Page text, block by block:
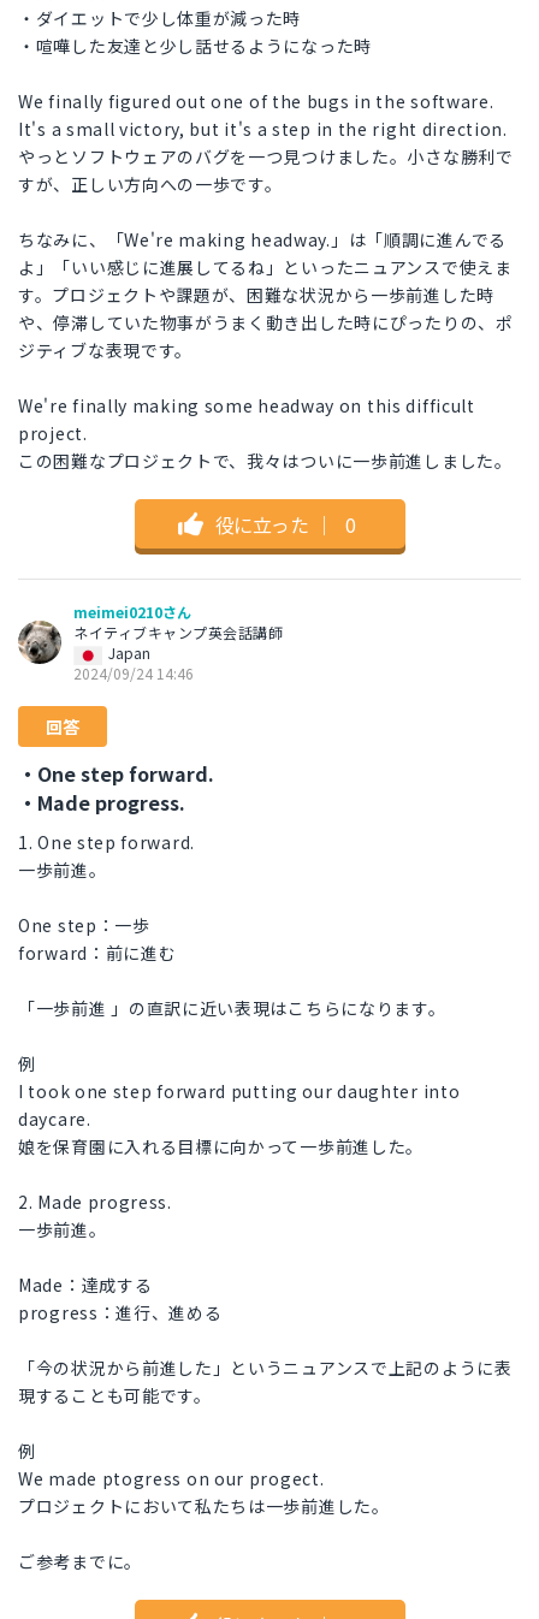
・ダイエットで少し体重が減った時
・喧嘩した友達と少し話せるようになった時
We finally figured out one of the bugs in the software.
It's a small victory, but it's a step in the right direction.
やっとソフトウェアのバグを一つ見つけました。小さな勝利で
すが、正しい方向への一歩です。
ちなみに、「We're making headway.」は「順調に進んでる
よ」「いい感じに進展してるね」といったニュアンスで使えま
す。プロジェクトや課題が、困難な状況から一歩前進した時
や、停滞していた物事がうまく動き出した時にぴったりの、ポ
ジティブな表現です。
We're finally making some headway on this difficult
project.
この困難なプロジェクトで、我々はついに一歩前進しました。
役に立った ｜ 0
meimei0210さん
ネイティブキャンプ英会話講師
Japan
2024/09/24 14:46
回答
・One step forward.
・Made progress.
1. One step forward.
一歩前進。
One step：一歩
forward：前に進む
「一歩前進 」の直訳に近い表現はこちらになります。
例
I took one step forward putting our daughter into
daycare.
娘を保育園に入れる目標に向かって一歩前進した。
2. Made progress.
一歩前進。
Made：達成する
progress：進行、進める
「今の状況から前進した」というニュアンスで上記のように表
現することも可能です。
例
We made ptogress on our progect.
プロジェクトにおいて私たちは一歩前進した。
ご参考までに。